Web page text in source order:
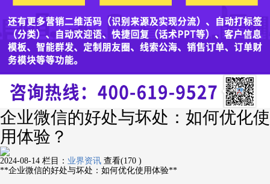
企业微信的好处与坏处：如何优化使
用体验？
2024-08-14 栏目： 业界资讯 查看(170 )
**企业微信的好处与坏处：如何优化使用体验**